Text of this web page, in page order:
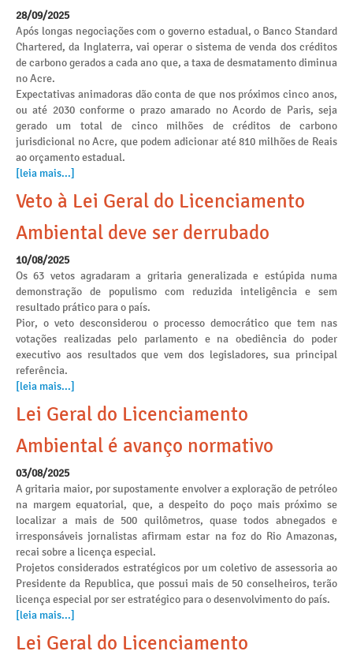
28/09/2025
Após longas negociações com o governo estadual, o Banco Standard
Chartered, da Inglaterra, vai operar o sistema de venda dos créditos
de carbono gerados a cada ano que, a taxa de desmatamento diminua
no Acre.
Expectativas animadoras dão conta de que nos próximos cinco anos,
ou até 2030 conforme o prazo amarado no Acordo de Paris, seja
gerado um total de cinco milhões de créditos de carbono
jurisdicional no Acre, que podem adicionar até 810 milhões de Reais
ao orçamento estadual.
[leia mais...]
Veto à Lei Geral do Licenciamento
Ambiental deve ser derrubado
10/08/2025
Os 63 vetos agradaram a gritaria generalizada e estúpida numa
demonstração de populismo com reduzida inteligência e sem
resultado prático para o país.
Pior, o veto desconsiderou o processo democrático que tem nas
votações realizadas pelo parlamento e na obediência do poder
executivo aos resultados que vem dos legisladores, sua principal
referência.
[leia mais...]
Lei Geral do Licenciamento
Ambiental é avanço normativo
03/08/2025
A gritaria maior, por supostamente envolver a exploração de petróleo
na margem equatorial, que, a despeito do poço mais próximo se
localizar a mais de 500 quilômetros, quase todos abnegados e
irresponsáveis jornalistas afirmam estar na foz do Rio Amazonas,
recai sobre a licença especial.
Projetos considerados estratégicos por um coletivo de assessoria ao
Presidente da Republica, que possui mais de 50 conselheiros, terão
licença especial por ser estratégico para o desenvolvimento do país.
[leia mais...]
Lei Geral do Licenciamento